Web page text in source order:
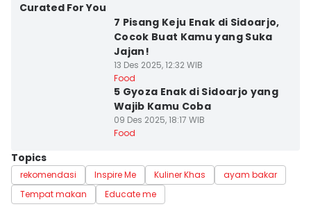
Curated For You
7 Pisang Keju Enak di Sidoarjo,
Cocok Buat Kamu yang Suka
Jajan!
13 Des 2025, 12:32 WIB
Food
5 Gyoza Enak di Sidoarjo yang
Wajib Kamu Coba
09 Des 2025, 18:17 WIB
Food
Topics
rekomendasi Inspire Me Kuliner Khas
ayam bakar
Tempat makan
Educate me